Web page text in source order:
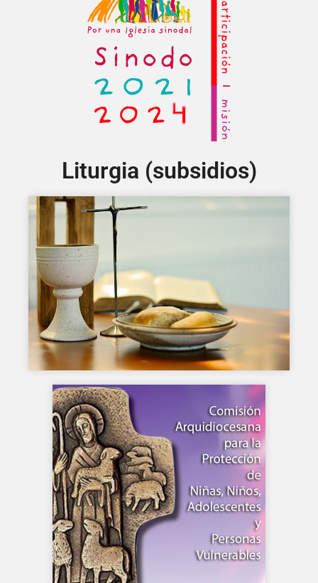
Liturgia (subsidios)